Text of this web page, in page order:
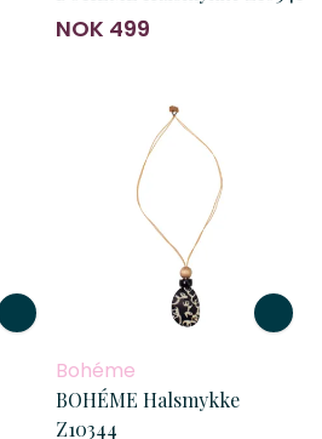
NOK 499
Bohéme
BOHÉME Halsmykke
Z10344